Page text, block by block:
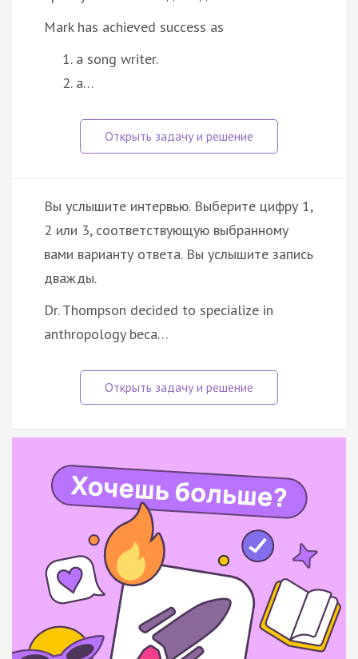
Mark has achieved success as
a song writer.
a…
Вы услышите интервью. Выберите цифру 1,
2 или 3, соответствующую выбранному
вами варианту ответа. Вы услышите запись
дважды.
Dr. Thompson decided to specialize in
anthropology beca…